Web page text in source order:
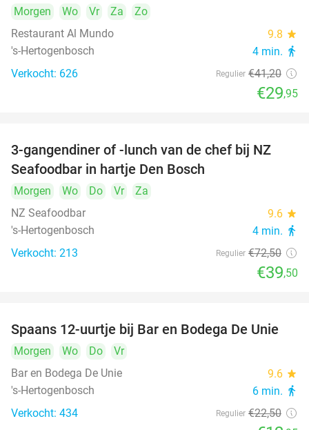
Morgen Wo Vr Za
Zo
Restaurant Al Mundo
9.8 star
's-Hertogenbosch 4 min. directions_walk
Verkocht: 626 Regulier €41,20
€29,95
46%
3-gangendiner of -lunch van de chef bij NZ
Seafoodbar in hartje Den Bosch
Morgen Wo Do Vr
Za
NZ Seafoodbar
9.6 star
's-Hertogenbosch 4 min. directions_walk
Verkocht: 213 Regulier €72,50
€39,50
42%
Spaans 12-uurtje bij Bar en Bodega De Unie
Morgen Wo Do
Vr
Bar en Bodega De Unie
9.6 star
's-Hertogenbosch 6 min. directions_walk
Verkocht: 434 Regulier €22,50